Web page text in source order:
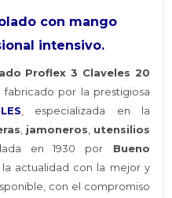
con mango
intensivo.
Proflex 3 Claveles 20
fabricado por la prestigiosa
, especializada en la
, jamoneros, utensilios
en 1930 por Bueno
actualidad con la mejor y
con el compromiso